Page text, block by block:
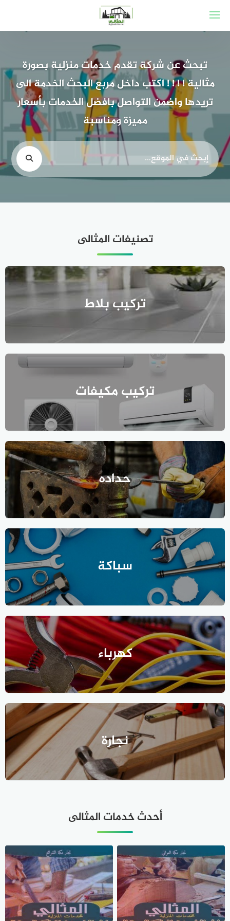
تبحث عن شركة تقدم خدمات منزلية بصورة
مثالية ! ! ! ! اكتب داخل مربع البحث الخدمة الى
تريدها واضمن التواصل بافضل الخدمات بأسعار
مميزة ومناسبة
تصنيفات المثالى
تركيب بلاط
تركيب مكيفات
حداده
سباكة
كهرباء
نجارة
أحدث خدمات المثالى